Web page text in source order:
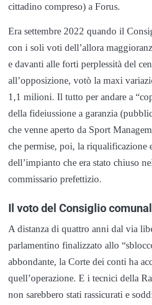
cittadino compreso) a Forus.
Era settembre 2022 quando il
con i soli voti dell’allora
e davanti alle forti perplessità del
all’opposizione, votò la maxi
1,1 milioni. Il tutto per andare a
della fideiussione a garanzia
che venne aperto da Sport
che permise, poi, la riqualificazione
dell’impianto che era stato chiuso
commissario prefettizio.
Il voto del Consiglio
A distanza di quattro anni dal via
parlamentino finalizzato allo
abbondante, la Corte dei conti ha
quell’operazione. E i tecnici della
non sarebbero stati rassicurati e